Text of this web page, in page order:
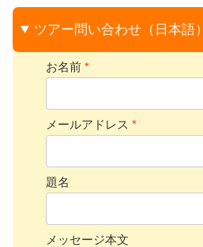
ツアー問い合わせ（日本語）
お名前 *
メールアドレス *
題名
メッセージ本文